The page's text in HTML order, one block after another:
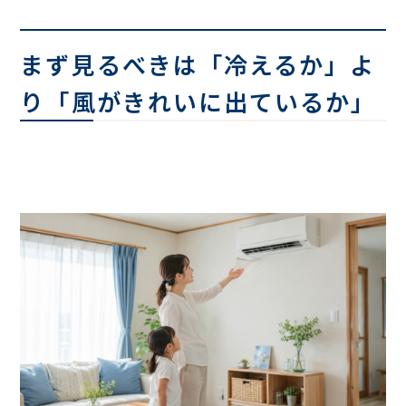
まず見るべきは「冷えるか」よ
り「風がきれいに出ているか」